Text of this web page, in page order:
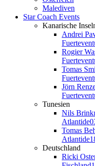
Malediven
Star Coach Events
Kanarische
Andrei
Rogier
Tomas
Jörn
Tunesien
Nils
Atlantide
Tomas
Atlantide
Deutschland
Ricki